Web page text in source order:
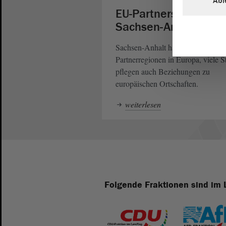
EU-Partnerschaften in
Sachsen-Anhalt
Sachsen-Anhalt hat nicht nur
Partnerregionen in Europa, viele
pflegen auch Beziehungen zu
europäischen Ortschaften.
weiterlesen
Folgende Fraktionen sind im